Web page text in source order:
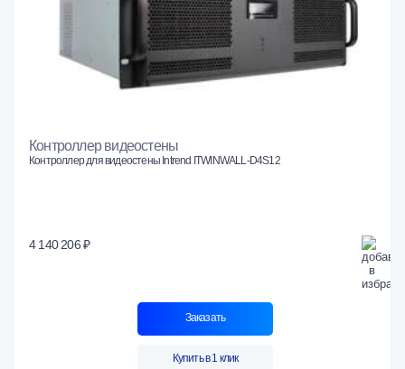
Контроллер видеостены
Контроллер для видеостены Intrend ITWINWALL-D4S12
4 140 206 ₽
Заказать
Купить в 1 клик